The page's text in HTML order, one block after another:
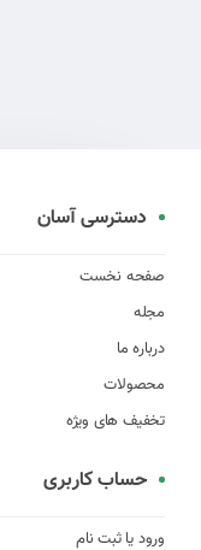
دسترسی آسان
صفحه نخست
مجله
درباره ما
محصولات
تخفیف های ویژه
حساب کاربری
ورود یا ثبت نام